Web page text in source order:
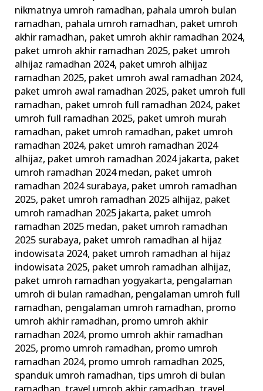
nikmatnya umroh ramadhan, pahala umroh bulan
ramadhan, pahala umroh ramadhan, paket umroh
akhir ramadhan, paket umroh akhir ramadhan 2024,
paket umroh akhir ramadhan 2025, paket umroh
alhijaz ramadhan 2024, paket umroh alhijaz
ramadhan 2025, paket umroh awal ramadhan 2024,
paket umroh awal ramadhan 2025, paket umroh full
ramadhan, paket umroh full ramadhan 2024, paket
umroh full ramadhan 2025, paket umroh murah
ramadhan, paket umroh ramadhan, paket umroh
ramadhan 2024, paket umroh ramadhan 2024
alhijaz, paket umroh ramadhan 2024 jakarta, paket
umroh ramadhan 2024 medan, paket umroh
ramadhan 2024 surabaya, paket umroh ramadhan
2025, paket umroh ramadhan 2025 alhijaz, paket
umroh ramadhan 2025 jakarta, paket umroh
ramadhan 2025 medan, paket umroh ramadhan
2025 surabaya, paket umroh ramadhan al hijaz
indowisata 2024, paket umroh ramadhan al hijaz
indowisata 2025, paket umroh ramadhan alhijaz,
paket umroh ramadhan yogyakarta, pengalaman
umroh di bulan ramadhan, pengalaman umroh full
ramadhan, pengalaman umroh ramadhan, promo
umroh akhir ramadhan, promo umroh akhir
ramadhan 2024, promo umroh akhir ramadhan
2025, promo umroh ramadhan, promo umroh
ramadhan 2024, promo umroh ramadhan 2025,
spanduk umroh ramadhan,tips umroh di bulan